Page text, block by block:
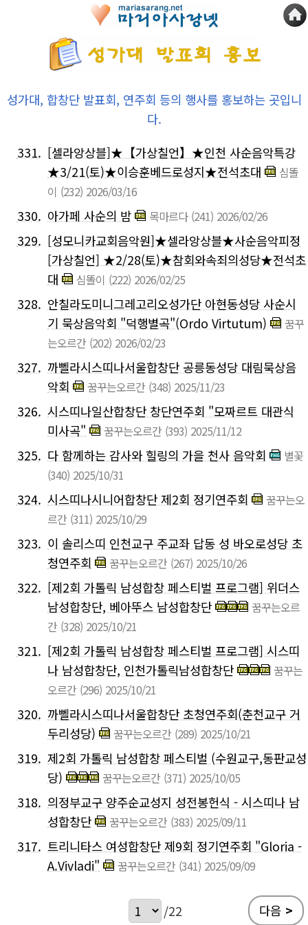
성가대, 합창단 발표회, 연주회 등의 행사를 홍보하는 곳입니
다.
331. [셀라앙상블]★【가상칠언】★인천 사순음악특강
★3/21(토)★이승훈베드로성지★전석초대
심똘
이 (232) 2026/03/16
330. 아가페 사순의 밤 목마르다 (241) 2026/02/26
329. [성모니카교회음악원]★셀라앙상블★사순음악피정
[가상칠언] ★2/28(토)★참회와속죄의성당★전석초
대
심똘이 (222) 2026/02/25
328. 안칠라도미니그레고리오성가단 아현동성당 사순시
기 묵상음악회 "덕행별곡"(Ordo Virtutum)
꿈꾸
는오르간 (202) 2026/02/23
327. 까뻴라시스띠나서울합창단 공릉동성당 대림묵상음
악회
꿈꾸는오르간 (348) 2025/11/23
326. 시스띠나일산합창단 창단연주회 "모짜르트 대관식
미사곡"
꿈꾸는오르간 (393) 2025/11/12
325. 다 함께하는 감사와 힐링의 가을 천사 음악회
별꽃
(340) 2025/10/31
324. 시스띠나시니어합창단 제2회 정기연주회
꿈꾸는오
르간 (311) 2025/10/29
323. 이 솔리스띠 인천교구 주교좌 답동 성 바오로성당 초
청연주회
꿈꾸는오르간 (267) 2025/10/26
322. [제2회 가톨릭 남성합창 페스티벌 프로그램] 위더스
남성합창단, 베아뚜스 남성합창단
꿈꾸는오르
간 (328) 2025/10/21
321. [제2회 가톨릭 남성합창 페스티벌 프로그램] 시스띠
나 남성합창단, 인천가톨릭남성합창단
꿈꾸는
오르간 (296) 2025/10/21
320. 까뻴라시스띠나서울합창단 초청연주회(춘천교구 거
두리성당)
꿈꾸는오르간 (289) 2025/10/21
319. 제2회 가톨릭 남성합창 페스티벌 (수원교구,동판교성
당)
꿈꾸는오르간 (371) 2025/10/05
318. 의정부교구 양주순교성지 성전봉헌식 - 시스띠나 남
성합창단
꿈꾸는오르간 (383) 2025/09/11
317. 트리니타스 여성합창단 제9회 정기연주회 "Gloria -
A.Vivladi"
꿈꾸는오르간 (341) 2025/09/09
/22 다음 >